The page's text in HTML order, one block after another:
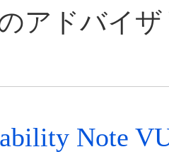
アドバイ
Note